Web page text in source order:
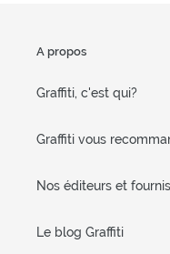
A propos
Graffiti, c'est qui?
Graffiti vous
Nos éditeurs et
Le blog Graffiti